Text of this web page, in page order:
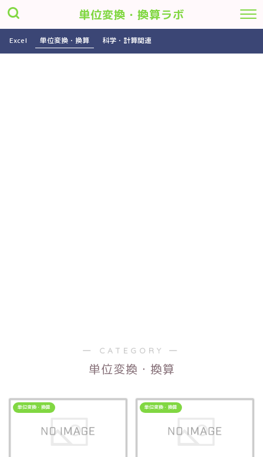
単位変換・換算ラボ
Excel 単位変換・換算 科学・計算関連
― CATEGORY ―
単位変換・換算
単位変換・換算 単位変換・換算